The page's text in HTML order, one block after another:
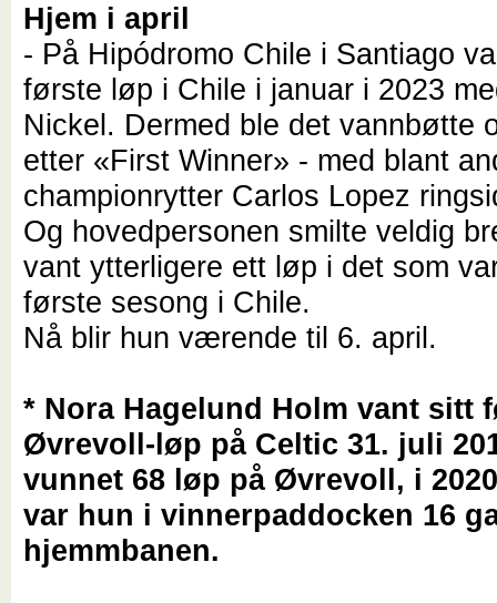
Hjem i april
- På Hipódromo Chile i Santiago
første løp i Chile i januar i 2023
Nickel. Dermed ble det vannbøtte
etter «First Winner» - med blant
championrytter Carlos Lopez
Og hovedpersonen smilte veldig
vant ytterligere ett løp i det som
første sesong i Chile.
Nå blir hun værende til 6. april.
* Nora Hagelund Holm vant sitt
Øvrevoll-løp på Celtic 31. juli
vunnet 68 løp på Øvrevoll, i
var hun i vinnerpaddocken 16
hjemmbanen.